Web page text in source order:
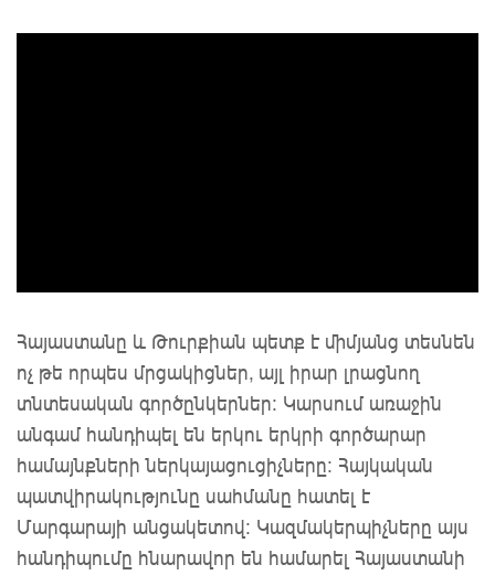
Հայաստանը և Թուրքիան պետք է միմյանց տեսնեն
ոչ թե որպես մրցակիցներ, այլ իրար լրացնող
տնտեսական գործընկերներ։ Կարսում առաջին
անգամ հանդիպել են երկու երկրի գործարար
համայնքների ներկայացուցիչները: Հայկական
պատվիրակությունը սահմանը հատել է
Մարգարայի անցակետով: Կազմակերպիչները այս
հանդիպումը հնարավոր են համարել Հայաստանի